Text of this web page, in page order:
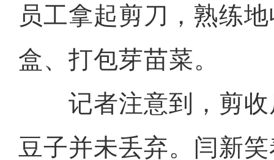
员工拿起剪刀，熟练
盒、打包芽苗菜。
记者注意到，剪收
豆子并未丢弃。闫新